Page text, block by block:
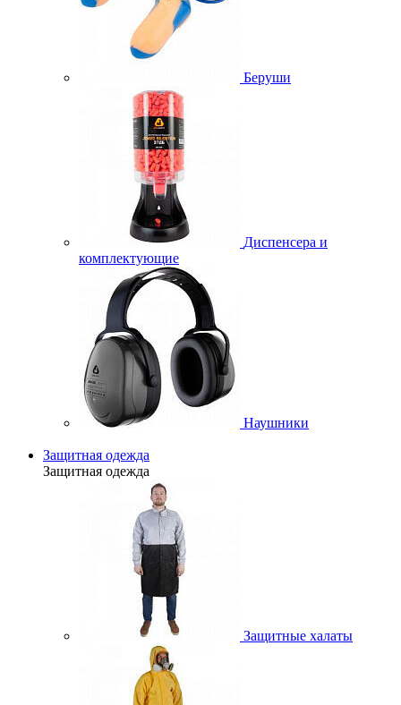
Беруши
Диспенсера и
комплектующие
Наушники
Защитная одежда
Защитная одежда
Защитные халаты